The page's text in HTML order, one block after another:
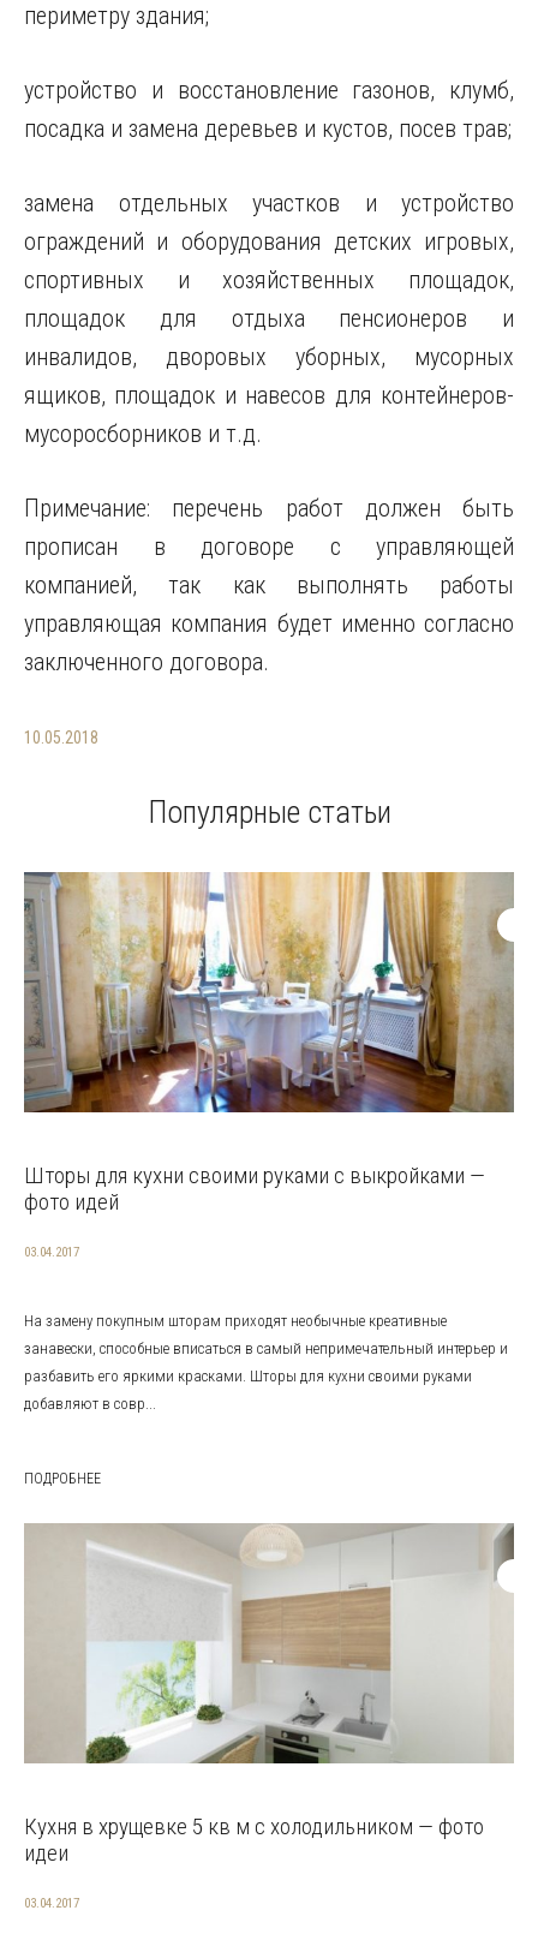
периметру здания;
устройство и восстановление газонов, клумб,
посадка и замена деревьев и кустов, посев трав;
замена отдельных участков и устройство
ограждений и оборудования детских игровых,
спортивных и хозяйственных площадок,
площадок для отдыха пенсионеров и
инвалидов, дворовых уборных, мусорных
ящиков, площадок и навесов для контейнеров-
мусоросборников и т.д.
Примечание: перечень работ должен быть
прописан в договоре с управляющей
компанией, так как выполнять работы
управляющая компания будет именно согласно
заключенного договора.
10.05.2018
Популярные статьи
Шторы для кухни своими руками с выкройками —
фото идей
03.04.2017
На замену покупным шторам приходят необычные креативные
занавески, способные вписаться в самый непримечательный интерьер и
разбавить его яркими красками. Шторы для кухни своими руками
добавляют в совр...
ПОДРОБНЕЕ
Кухня в хрущевке 5 кв м с холодильником — фото
идеи
03.04.2017